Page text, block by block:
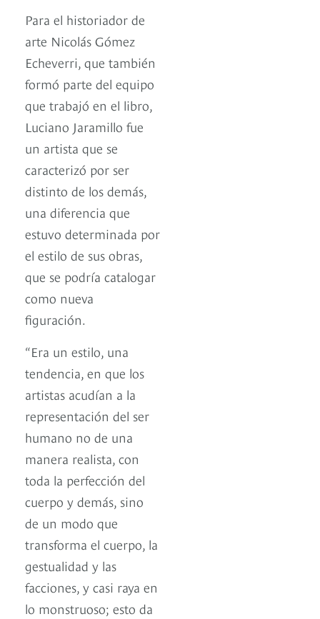
Para el historiador de
arte Nicolás Gómez
Echeverri, que también
formó parte del equipo
que trabajó en el libro,
Luciano Jaramillo fue
un artista que se
caracterizó por ser
distinto de los demás,
una diferencia que
estuvo determinada por
el estilo de sus obras,
que se podría catalogar
como nueva
figuración.
“Era un estilo, una
tendencia, en que los
artistas acudían a la
representación del ser
humano no de una
manera realista, con
toda la perfección del
cuerpo y demás, sino
de un modo que
transforma el cuerpo, la
gestualidad y las
facciones, y casi raya en
lo monstruoso; esto da